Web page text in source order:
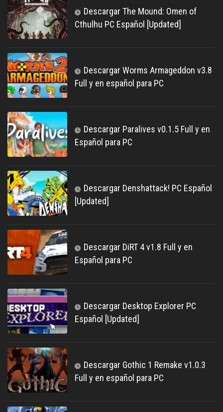
Descargar The Mound: Omen of
Cthulhu PC Español [Updated]
Descargar Worms Armageddon v3.8
Full y en español para PC
Descargar Paralives v0.1.5 Full y en
Español para PC
Descargar Denshattack! PC Español
[Updated]
Descargar DiRT 4 v1.8 Full y en
Español para PC
Descargar Desktop Explorer PC
Español [Updated]
Descargar Gothic 1 Remake v1.0.3
Full y en español para PC